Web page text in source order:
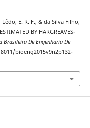
E. R. F., & da Silva Filho,
BY HARGREAVES-
Brasileira De Engenharia De
bioeng2015v9n2p132-